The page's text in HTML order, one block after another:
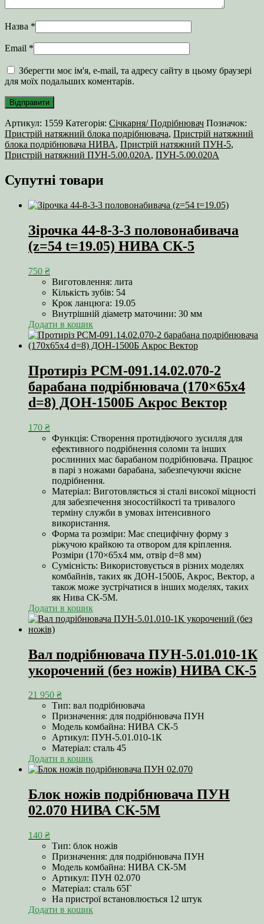
Назва *
Email *
Зберегти моє ім'я, e-mail, та адресу сайту в цьому браузері
для моїх подальших коментарів.
Артикул: 1559 Категорія: Січкарня/ Подрібнювач Позначок:
Пристрій натяжний блока подрібнювача, Пристрій натяжний
блока подрібнювача НИВА, Пристрій натяжний ПУН-5,
Пристрій натяжний ПУН-5.00.020А, ПУН-5.00.020А
Супутні товари
Зірочка 44-8-3-3 половонабивача
(z=54 t=19.05) НИВА СК-5
750 ₴
Виготовлення: лита
Кількість зубів: 54
Крок ланцюга: 19.05
Внутрішній діаметр маточини: 30 мм
Додати в кошик
Протиріз РСМ-091.14.02.070-2
барабана подрібнювача (170×65х4
d=8) ДОН-1500Б Акрос Вектор
170 ₴
Функція: Створення протидіючого зусилля для
ефективного подрібнення соломи та інших
рослинних мас барабаном подрібнювача. Працює
в парі з ножами барабана, забезпечуючи якісне
подрібнення.
Матеріал: Виготовляється зі сталі високої міцності
для забезпечення зносостійкості та тривалого
терміну служби в умовах інтенсивного
використання.
Форма та розміри: Має специфічну форму з
ріжучою крайкою та отвором для кріплення.
Розміри (170×65х4 мм, отвір d=8 мм)
Сумісність: Використовується в різних моделях
комбайнів, таких як ДОН-1500Б, Акрос, Вектор, а
також може зустрічатися в інших моделях, таких
як Нива СК-5М.
Додати в кошик
Вал подрібнювача ПУН-5.01.010-1К
укорочений (без ножів) НИВА СК-5
21 950 ₴
Тип: вал подрібнювача
Призначення: для подрібнювача ПУН
Модель комбайна: НИВА СК-5
Артикул: ПУН-5.01.010-1К
Матеріал: сталь 45
Додати в кошик
Блок ножів подрібнювача ПУН
02.070 НИВА СК-5М
140 ₴
Тип: блок ножів
Призначення: для подрібнювача ПУН
Модель комбайна: НИВА СК-5М
Артикул: ПУН 02.070
Матеріал: сталь 65Г
На пристрої встановлюється 12 штук
Додати в кошик